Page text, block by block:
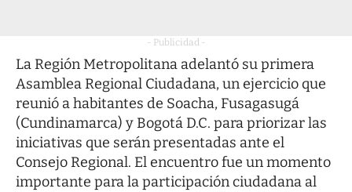
- Publicidad -
La Región Metropolitana adelantó su primera
Asamblea Regional Ciudadana, un ejercicio que
reunió a habitantes de Soacha, Fusagasugá
(Cundinamarca) y Bogotá D.C. para priorizar las
iniciativas que serán presentadas ante el
Consejo Regional. El encuentro fue un momento
importante para la participación ciudadana al